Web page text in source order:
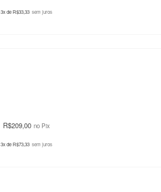
3x deR$33,33 sem juros
R$209,00 no Pix
3x deR$73,33 sem juros